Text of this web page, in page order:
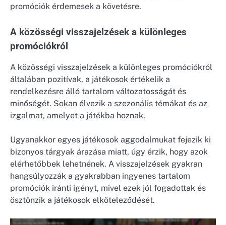
promóciók érdemesek a követésre.
A közösségi visszajelzések a különleges
promóciókról
A közösségi visszajelzések a különleges promóciókról
általában pozitívak, a játékosok értékelik a
rendelkezésre álló tartalom változatosságát és
minőségét. Sokan élvezik a szezonális témákat és az
izgalmat, amelyet a játékba hoznak.
Ugyanakkor egyes játékosok aggodalmukat fejezik ki
bizonyos tárgyak árazása miatt, úgy érzik, hogy azok
elérhetőbbek lehetnének. A visszajelzések gyakran
hangsúlyozzák a gyakrabban ingyenes tartalom
promóciók iránti igényt, mivel ezek jól fogadottak és
ösztönzik a játékosok elköteleződését.